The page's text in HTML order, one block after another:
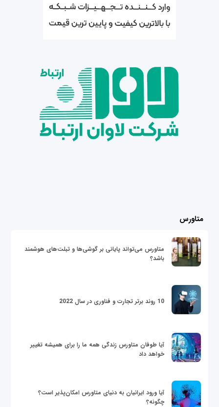
متاورس
متاورس می‌تواند پایانی بر گوشی‌ها و تبلت‌های هوشمند
باشد؟
10 روند برتر تجارت و فناوری در سال 2022
آیا طوفان متاورس زندگی همه ما را برای همیشه تغییر
خواهد داد
آیا ورود ایرانیان به دنیای متاورس امکان‌پذیر است؟
چگونه؟